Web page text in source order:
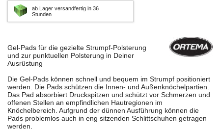
ab Lager versandfertig in 36
Stunden
Gel-Pads für die gezielte Strumpf-Polsterung
und zur punktuellen Polsterung in Deiner
Ausrüstung
Die Gel-Pads können schnell und bequem im Strumpf positioniert
werden. Die Pads schützen die Innen- und Außenknöchelpartien.
Das Pad absorbiert Druckspitzen und schützt vor Schmerzen und
offenen Stellen an empfindlichen Hautregionen im
Knöchelbereich. Aufgrund der dünnen Ausführung können die
Pads problemlos auch in eng sitzenden Schlittschuhen getragen
werden.